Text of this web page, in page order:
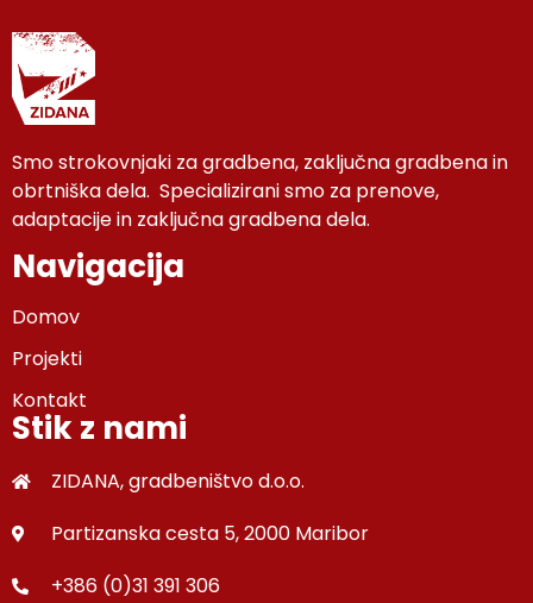
Smo strokovnjaki za gradbena, zaključna gradbena in
obrtniška dela. Specializirani smo za prenove,
adaptacije in zaključna gradbena dela.
Navigacija
Domov
Projekti
Kontakt
Stik z nami
ZIDANA, gradbeništvo d.o.o.
Partizanska cesta 5, 2000 Maribor
+386 (0)31 391 306